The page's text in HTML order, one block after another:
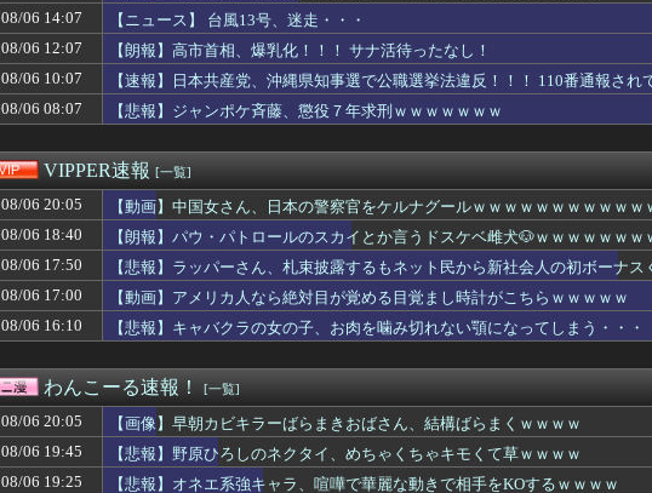
【ポケモンSV】改めて思うけど突然変異かってくらいメインストーリーがめちゃくち...
マンション管理会社「水道出しっぱなしになっていませんか？」俺「猫が飲むように...
プロレスラーなのにデビュー曲が“80万枚”大ヒット！「ビューティ・ペア」が女子...
【悲報】声優の大西沙織さん、意外と代表作が無いｗｗｗｗ
【画像】美人犯罪ランキング1位の女がヤバいwwwwwwwww
カープ小園＆ファビ、巨人又木から逆転タイムリー！秋山も2塁打で岡本駿を援護！！
【超絶朗報】「れいわ新選組」改め、新党「いのちの党」爆誕！！！うおおおおおおお...
メディア「Switch2版『モンハンワイルズ』はDLSS込みで最大1440p動...
無期刑の仮釈放、2025年は「わずか4人」2024年は32人が獄中死…「終身刑...
妻が嫌な目にあったら普通は旦那が文句言いに行くもんなの？
【ウマ娘】わたしの全力受け止めて♡ ←「またへんないきものがふえてる…」
FE万紫千紅、アマラン8位wwwwww
【速報】れいわ新選組、「いのちの党」に党名変更ｗｗｗｗｗｗ
昨日打ったアイムなんですけど…これ設定いくつなんですかね？
【画像】大学生の頃に出会った小学生と大人になってから再会し結婚した男、めちゃく...
【FEH】今回の錬成で一番強いのマリータじゃね？？？
「成人向けゲームを大ヒットさせて、とんでもない売り上げが入ったぞー！」→最悪す...
【サッカー】鹿島、ホーム開幕戦の第２節名古屋戦はチケット完売の見通し…国立での...
【悲報】『週刊少年ジャンプ』発行部数が初の100万部割れ… 国内の紙雑誌で「1...
【卵パック強盗】元五輪代表の転落…店員骨折させ逮捕の衝撃
08/06 14:07
【ニュース】 台風13号、迷走・・・
08/06 12:07
【朗報】高市首相、爆乳化！！！ サナ活待ったなし！
08/06 10:07
【速報】日本共産党、沖縄県知事選で公職選挙法違反！！！ 110番通報され
08/06 08:07
【悲報】ジャンポケ斉藤、懲役７年求刑ｗｗｗｗｗｗｗ
VIPPER速報 [一覧]
08/06 20:05
【動画】中国女さん、日本の警察官をケルナグールｗｗｗｗｗｗｗｗｗｗｗ
08/06 18:40
【朗報】パウ・パトロールのスカイとか言うドスケベ雌犬🐶ｗｗｗｗｗｗｗ
08/06 17:50
【悲報】ラッパーさん、札束披露するもネット民から新社会人の初ボーナ
08/06 17:00
【動画】アメリカ人なら絶対目が覚める目覚まし時計がこちらｗｗｗｗｗ
08/06 16:10
【悲報】キャバクラの女の子、お肉を噛み切れない顎になってしまう・・・
わんこーる速報！ [一覧]
08/06 20:05
【画像】早朝カビキラーばらまきおばさん、結構ばらまくｗｗｗｗ
08/06 19:45
【悲報】野原ひろしのネクタイ、めちゃくちゃキモくて草ｗｗｗｗ
08/06 19:25
【悲報】オネエ系強キャラ、喧嘩で華麗な動きで相手をKOするｗｗｗｗ